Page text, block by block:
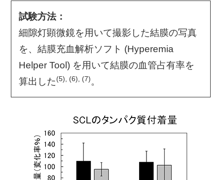
試験方法：
細隙灯顕微鏡を用いて撮影した結膜の写真
を、結膜充血解析ソフト (Hyperemia
Helper Tool) を用いて結膜の血管占有率を
算出した(5), (6), (7)。